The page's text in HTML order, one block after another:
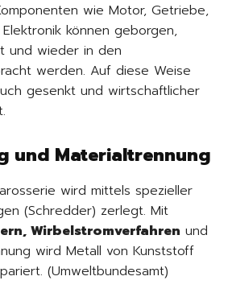
wie Motor, Getriebe,
können geborgen,
und wieder in den
werden. Auf diese Weise
gesenkt und wirtschaftlicher
und Materialtrennung
wird mittels spezieller
(Schredder) zerlegt. Mit
Wirbelstromverfahren und
wird Metall von Kunststoff
(Umweltbundesamt)